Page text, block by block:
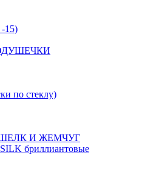
15)
по стеклу)
ШЕЛК И ЖЕМЧУГ
бриллиантовые